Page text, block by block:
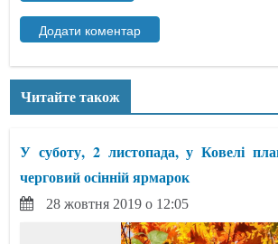
Читайте також
У суботу, 2 листопада, у Ковелі
черговий осінній ярмарок
28 жовтня 2019 о 12:05